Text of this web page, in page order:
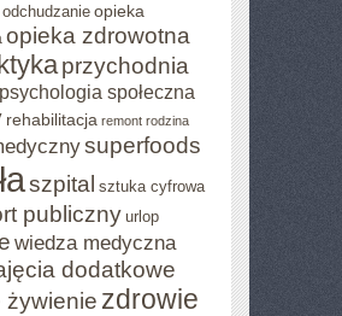
odchudzanie opieka
opieka zdrowotna
przychodnia
psychologia społeczna
rehabilitacja remont rodzina
superfoods
szpital sztuka cyfrowa
publiczny urlop
wiedza medyczna
dodatkowe
żywienie zdrowie